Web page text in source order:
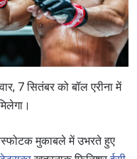
7 सितंबर को बॉल एरीना में
मुकाबले में उभरते हुए